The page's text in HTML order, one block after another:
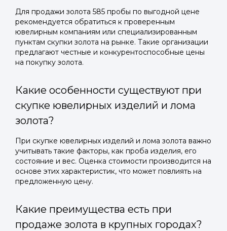
Для продажи золота 585 пробы по выгодной цене
рекомендуется обратиться к проверенным
ювелирным компаниям или специализированным
пунктам скупки золота на рынке. Такие организации
предлагают честные и конкурентоспособные цены
на покупку золота.
Какие особенности существуют при
скупке ювелирных изделий и лома
золота?
При скупке ювелирных изделий и лома золота важно
учитывать такие факторы, как проба изделия, его
состояние и вес. Оценка стоимости производится на
основе этих характеристик, что может повлиять на
предложенную цену.
Какие преимущества есть при
продаже золота в крупных городах?